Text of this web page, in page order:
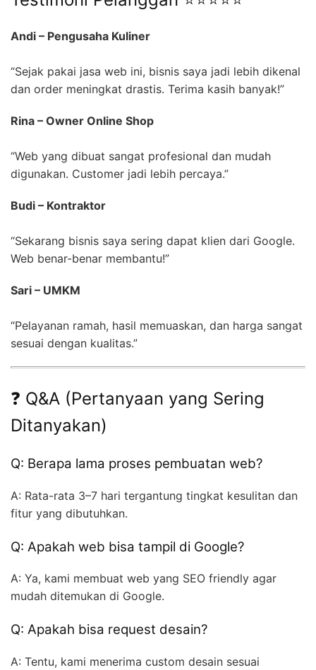
Andi – Pengusaha Kuliner
“Sejak pakai jasa web ini, bisnis saya jadi lebih dikenal
dan order meningkat drastis. Terima kasih banyak!”
Rina – Owner Online Shop
“Web yang dibuat sangat profesional dan mudah
digunakan. Customer jadi lebih percaya.”
Budi – Kontraktor
“Sekarang bisnis saya sering dapat klien dari Google.
Web benar-benar membantu!”
Sari – UMKM
“Pelayanan ramah, hasil memuaskan, dan harga sangat
sesuai dengan kualitas.”
❓ Q&A (Pertanyaan yang Sering
Ditanyakan)
Q: Berapa lama proses pembuatan web?
A: Rata-rata 3–7 hari tergantung tingkat kesulitan dan
fitur yang dibutuhkan.
Q: Apakah web bisa tampil di Google?
A: Ya, kami membuat web yang SEO friendly agar
mudah ditemukan di Google.
Q: Apakah bisa request desain?
A: Tentu, kami menerima custom desain sesuai